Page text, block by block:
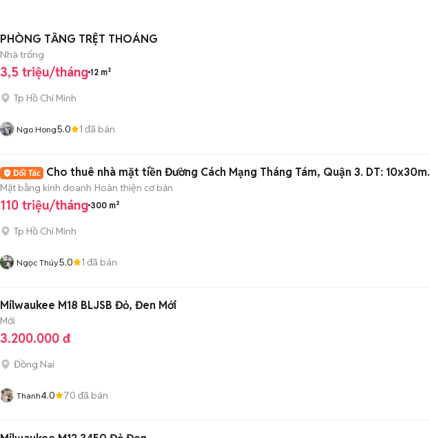
PHÒNG TẦNG TRỆT THOÁNG
Nhà trống
3,5 triệu/tháng 12 m²
Tp Hồ Chí Minh
Ngo Hong5.0 1 đã bán
Cho thuê nhà mặt tiền Đường Cách Mạng Tháng Tám, Quận 3. DT: 10x30m.
Mặt bằng kinh doanh Hoàn thiện cơ bản
110 triệu/tháng 300 m²
Tp Hồ Chí Minh
Ngọc Thúy5.0 1 đã bán
Milwaukee M18 BLJSB Đỏ, Đen Mới
Mới
3.200.000 đ
Đồng Nai
Thanh4.0 70 đã bán